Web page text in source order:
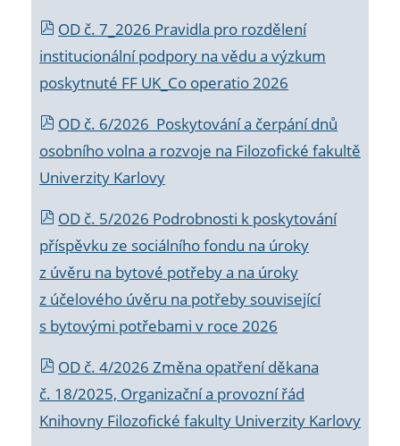
OD č. 7_2026 Pravidla pro rozdělení
institucionální podpory na vědu a výzkum
poskytnuté FF UK_Co operatio 2026
OD č. 6/2026 Poskytování a čerpání dnů
osobního volna a rozvoje na Filozofické fakultě
Univerzity Karlovy
OD č. 5/2026 Podrobnosti k poskytování
příspěvku ze sociálního fondu na úroky
z úvěru na bytové potřeby a na úroky
z účelového úvěru na potřeby související
s bytovými potřebami v roce 2026
OD č. 4/2026 Změna opatření děkana
č. 18/2025, Organizační a provozní řád
Knihovny Filozofické fakulty Univerzity Karlovy